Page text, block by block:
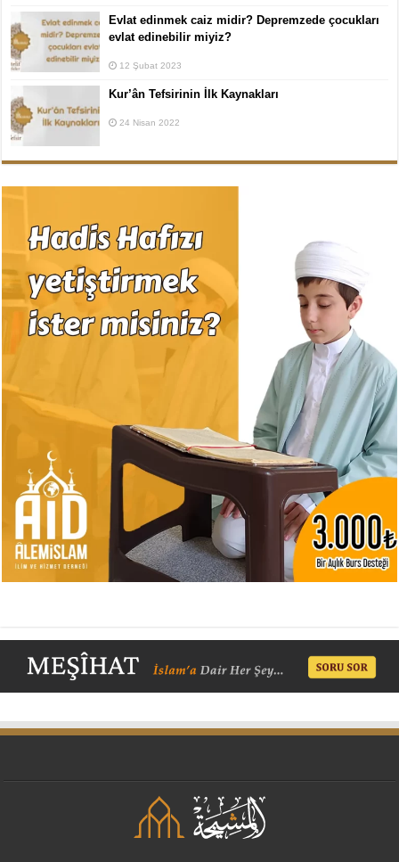
Evlat edinmek caiz midir? Depremzede çocukları
evlat edinebilir miyiz?
12 Şubat 2023
Kur’ân Tefsirinin İlk Kaynakları
24 Nisan 2022